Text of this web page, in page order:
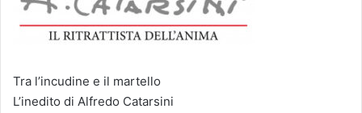
Tra l’incudine e il martello
L’inedito di Alfredo Catarsini